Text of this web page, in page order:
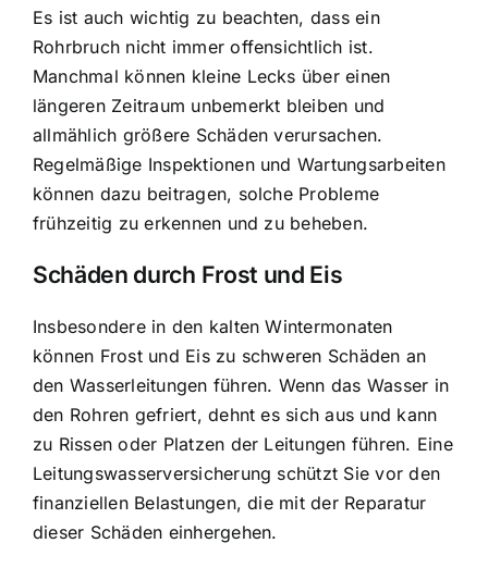
Es ist auch wichtig zu beachten, dass ein
Rohrbruch nicht immer offensichtlich ist.
Manchmal können kleine Lecks über einen
längeren Zeitraum unbemerkt bleiben und
allmählich größere Schäden verursachen.
Regelmäßige Inspektionen und Wartungsarbeiten
können dazu beitragen, solche Probleme
frühzeitig zu erkennen und zu beheben.
Schäden durch Frost und Eis
Insbesondere in den kalten Wintermonaten
können Frost und Eis zu schweren Schäden an
den Wasserleitungen führen. Wenn das Wasser in
den Rohren gefriert, dehnt es sich aus und kann
zu Rissen oder Platzen der Leitungen führen. Eine
Leitungswasserversicherung schützt Sie vor den
finanziellen Belastungen, die mit der Reparatur
dieser Schäden einhergehen.